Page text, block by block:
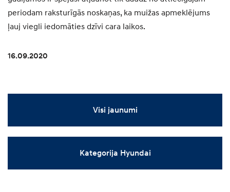
periodam raksturīgās noskaņas, ka muižas apmeklējums
ļauj viegli iedomāties dzīvi cara laikos.
16.09.2020
Visi jaunumi
Kategorija Hyundai